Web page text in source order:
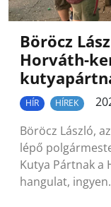
Böröcz
Horváth-
HÍR HÍREK
Böröcz László,
lépő
Kutya Pártnak a
hangulat,